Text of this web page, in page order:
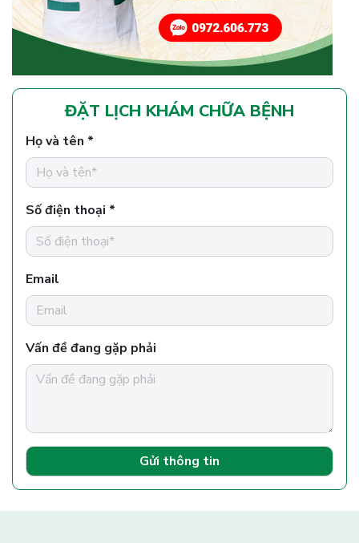
ĐẶT LỊCH KHÁM CHỮA BỆNH
Họ và tên *
Số điện thoại *
Email
Vấn đề đang gặp phải
Gửi thông tin